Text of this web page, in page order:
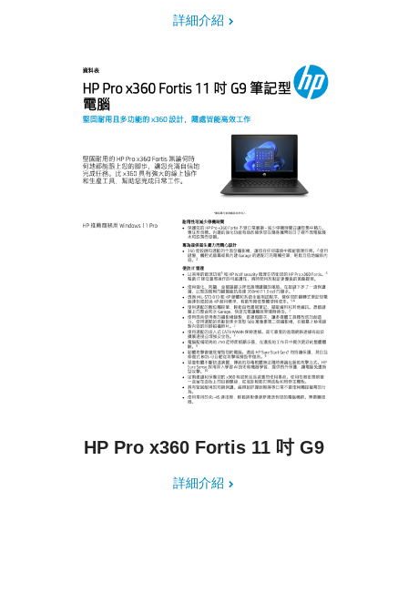
詳細介紹
HP Pro x360 Fortis 11 吋 G9
詳細介紹